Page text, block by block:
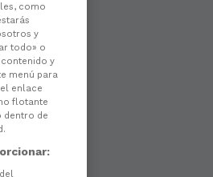
como
y
todo» o
y
menú para
enlace
flotante
dentro de